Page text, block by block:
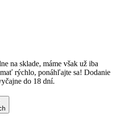
na sklade, máme však už iba
rýchlo, ponáhľajte sa! Dodanie
do 18 dní.